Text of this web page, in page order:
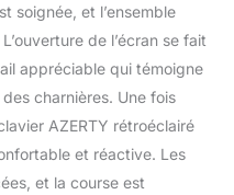
streaming et les
applications
exigeantes. Profitez
de performances
pour toutes vos
activités, que ce
soit pour le travail
soignée, et l’ensemble
de l’écran se fait
appréciable qui témoigne
charnières. Une fois
AZERTY rétroéclairé
et réactive. Les
et la course est